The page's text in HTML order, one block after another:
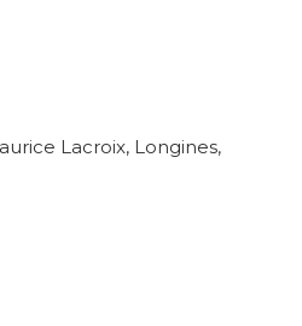
Lacroix, Longines,